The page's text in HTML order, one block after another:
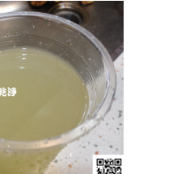
，髒水一直從水龍頭流
帶有黑黑的顏色，如下圖
傻了， 水管清洗 約三個
姐 能正常用水了。 清洗
水管堵塞, 熱水忽冷忽...